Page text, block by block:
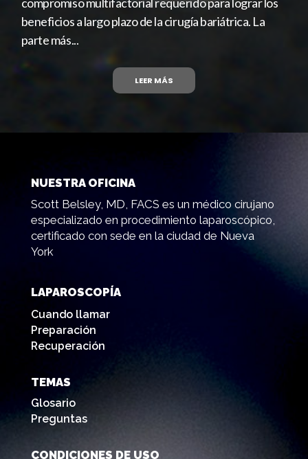
LEER MÁS
compromiso multifactorial requerido para lograr los
beneficios a largo plazo de la cirugía bariátrica. La
parte más...
NUESTRA OFICINA
Scott Belsley, MD, FACS es un médico cirujano
especializado en procedimiento laparoscópico,
certificado con sede en la ciudad de Nueva
York
LAPAROSCOPÍA
Cuando llamar
Preparación
Recuperación
TEMAS
Glosario
Preguntas
CONDICIONES DE USO